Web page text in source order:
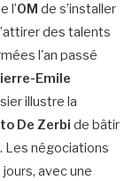
l’OM de s’installer
des talents
l'an passé
Emile
illustre la
De Zerbi de bâtir
Les négociations
avec une